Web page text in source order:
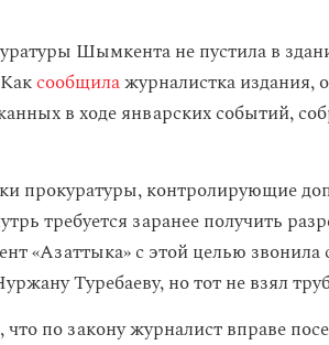
Шымкента не пустила в
сообщилажурналистка издания,
в ходе январских событий,
прокуратуры, контролирующие
требуется заранее получить
«Азаттыка» с этой целью
Туребаеву, но тот не взял
по закону журналист вправе